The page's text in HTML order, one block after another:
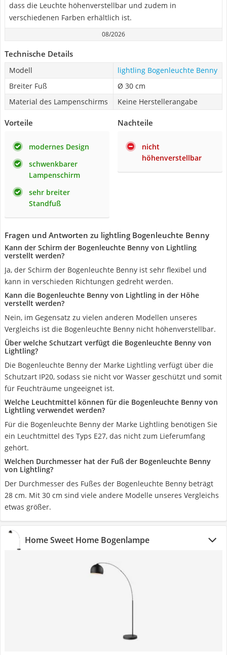
dass die Leuchte höhenverstellbar und zudem in
verschiedenen Farben erhältlich ist.
08/2026
Technische Details
Modell
lightling Bogenleuchte Benny
Breiter Fuß
Ø 30 cm
Material des Lampenschirms
Keine Herstellerangabe
Vorteile
modernes Design
schwenkbarer
Lampenschirm
sehr breiter
Standfuß
Nachteile
nicht
höhenverstellbar
Fragen und Antworten zu lightling Bogenleuchte Benny
Kann der Schirm der Bogenleuchte Benny von Lightling
verstellt werden?
Ja, der Schirm der Bogenleuchte Benny ist sehr flexibel und
kann in verschieden Richtungen gedreht werden.
Kann die Bogenleuchte Benny von Lightling in der Höhe
verstellt werden?
Nein, im Gegensatz zu vielen anderen Modellen unseres
Vergleichs ist die Bogenleuchte Benny nicht höhenverstellbar.
Über welche Schutzart verfügt die Bogenleuchte Benny von
Lightling?
Die Bogenleuchte Benny der Marke Lightling verfügt über die
Schutzart IP20, sodass sie nicht vor Wasser geschützt und somit
für Feuchträume ungeeignet ist.
Welche Leuchtmittel können für die Bogenleuchte Benny von
Lightling verwendet werden?
Für die Bogenleuchte Benny der Marke Lightling benötigen Sie
ein Leuchtmittel des Typs E27, das nicht zum Lieferumfang
gehört.
Welchen Durchmesser hat der Fuß der Bogenleuchte Benny
von Lightling?
Der Durchmesser des Fußes der Bogenleuchte Benny beträgt
28 cm. Mit 30 cm sind viele andere Modelle unseres Vergleichs
etwas größer.
Home Sweet Home Bogenlampe